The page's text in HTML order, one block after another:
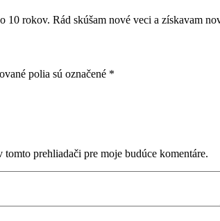
10 rokov. Rád skúšam nové veci a získavam
polia sú označené *
prehliadači pre moje budúce komentáre.